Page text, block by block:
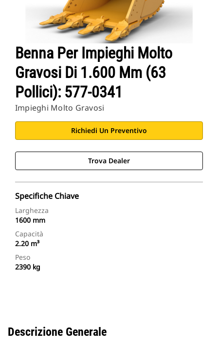
Benna Per Impieghi Molto
Gravosi Di 1.600 Mm (63
Pollici): 577-0341
Impieghi Molto Gravosi
Richiedi Un Preventivo
Trova Dealer
Specifiche Chiave
Larghezza
1600 mm
Capacità
2.20 m³
Peso
2390 kg
Descrizione Generale